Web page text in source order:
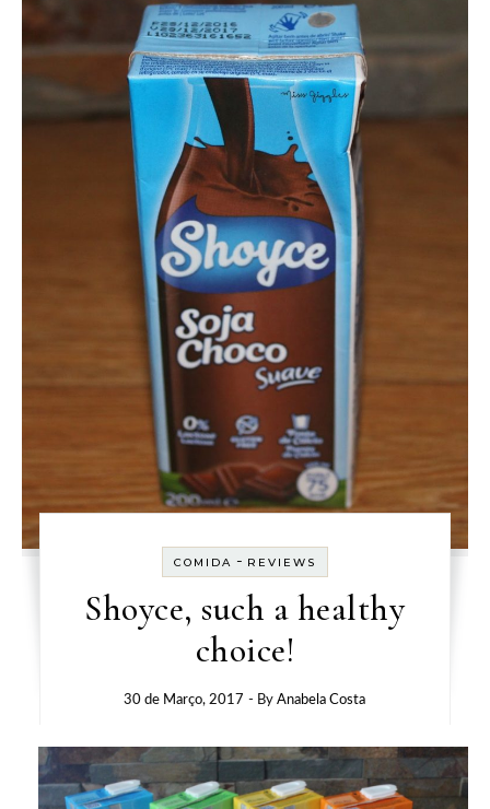
COMIDA - REVIEWS
Shoyce, such a healthy
choice!
30 de Março, 2017 - ByAnabela Costa